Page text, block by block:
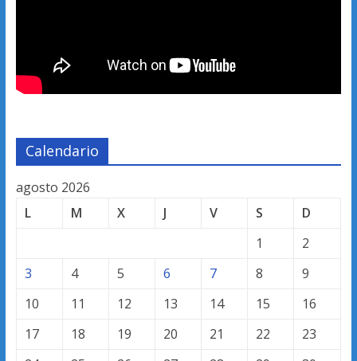
Calendario
agosto 2026
L
M X J V S
D
1
2
3
4 5 6 7 8
9
10
11 12 13 14 15
16
17
18 19 20 21 22
23